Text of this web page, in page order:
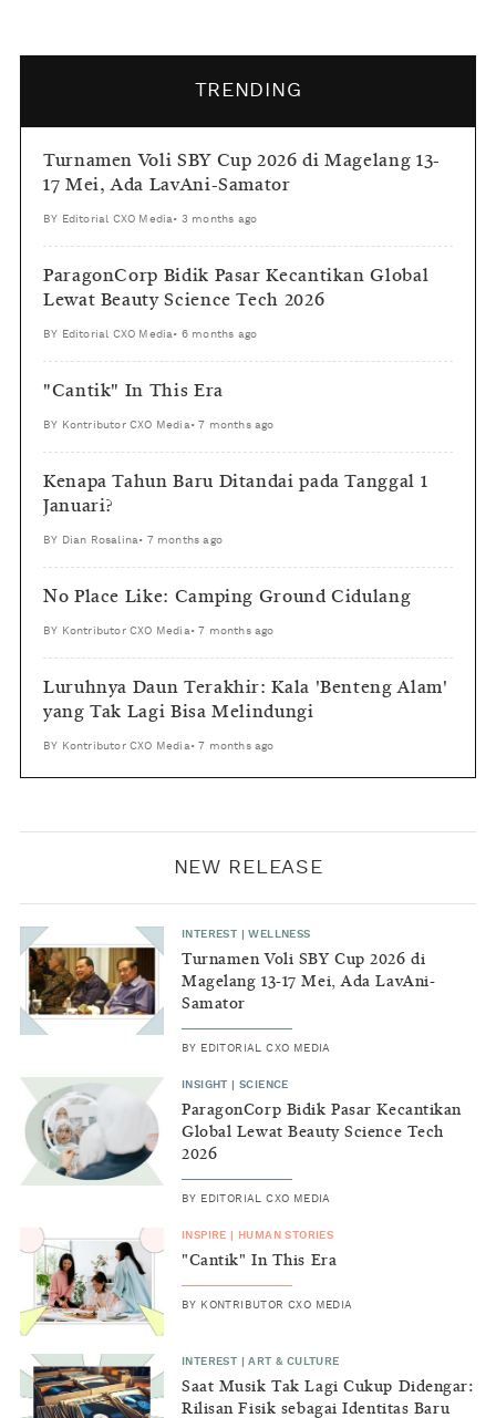
TRENDING
Turnamen Voli SBY Cup 2026 di Magelang 13-
17 Mei, Ada LavAni-Samator
BY Editorial CXO Media• 3 months ago
ParagonCorp Bidik Pasar Kecantikan Global
Lewat Beauty Science Tech 2026
BY Editorial CXO Media• 6 months ago
"Cantik" In This Era
BY Kontributor CXO Media•7 months ago
Kenapa Tahun Baru Ditandai pada Tanggal 1
Januari?
BY Dian Rosalina• 7 months ago
No Place Like: Camping Ground Cidulang
BY Kontributor CXO Media•7 months ago
Luruhnya Daun Terakhir: Kala 'Benteng Alam'
yang Tak Lagi Bisa Melindungi
BY Kontributor CXO Media•7 months ago
NEW RELEASE
INTEREST |WELLNESS
Turnamen Voli SBY Cup 2026 di
Magelang 13-17 Mei, Ada LavAni-
Samator
BY EDITORIAL CXO MEDIA
INSIGHT |SCIENCE
ParagonCorp Bidik Pasar Kecantikan
Global Lewat Beauty Science Tech
2026
BY EDITORIAL CXO MEDIA
INSPIRE HUMAN STORIES
"Cantik" In This Era
BY KONTRIBUTOR CXO MEDIA
INTEREST |ART & CULTURE
Saat Musik Tak Lagi Cukup Didengar:
Rilisan Fisik sebagai Identitas Baru